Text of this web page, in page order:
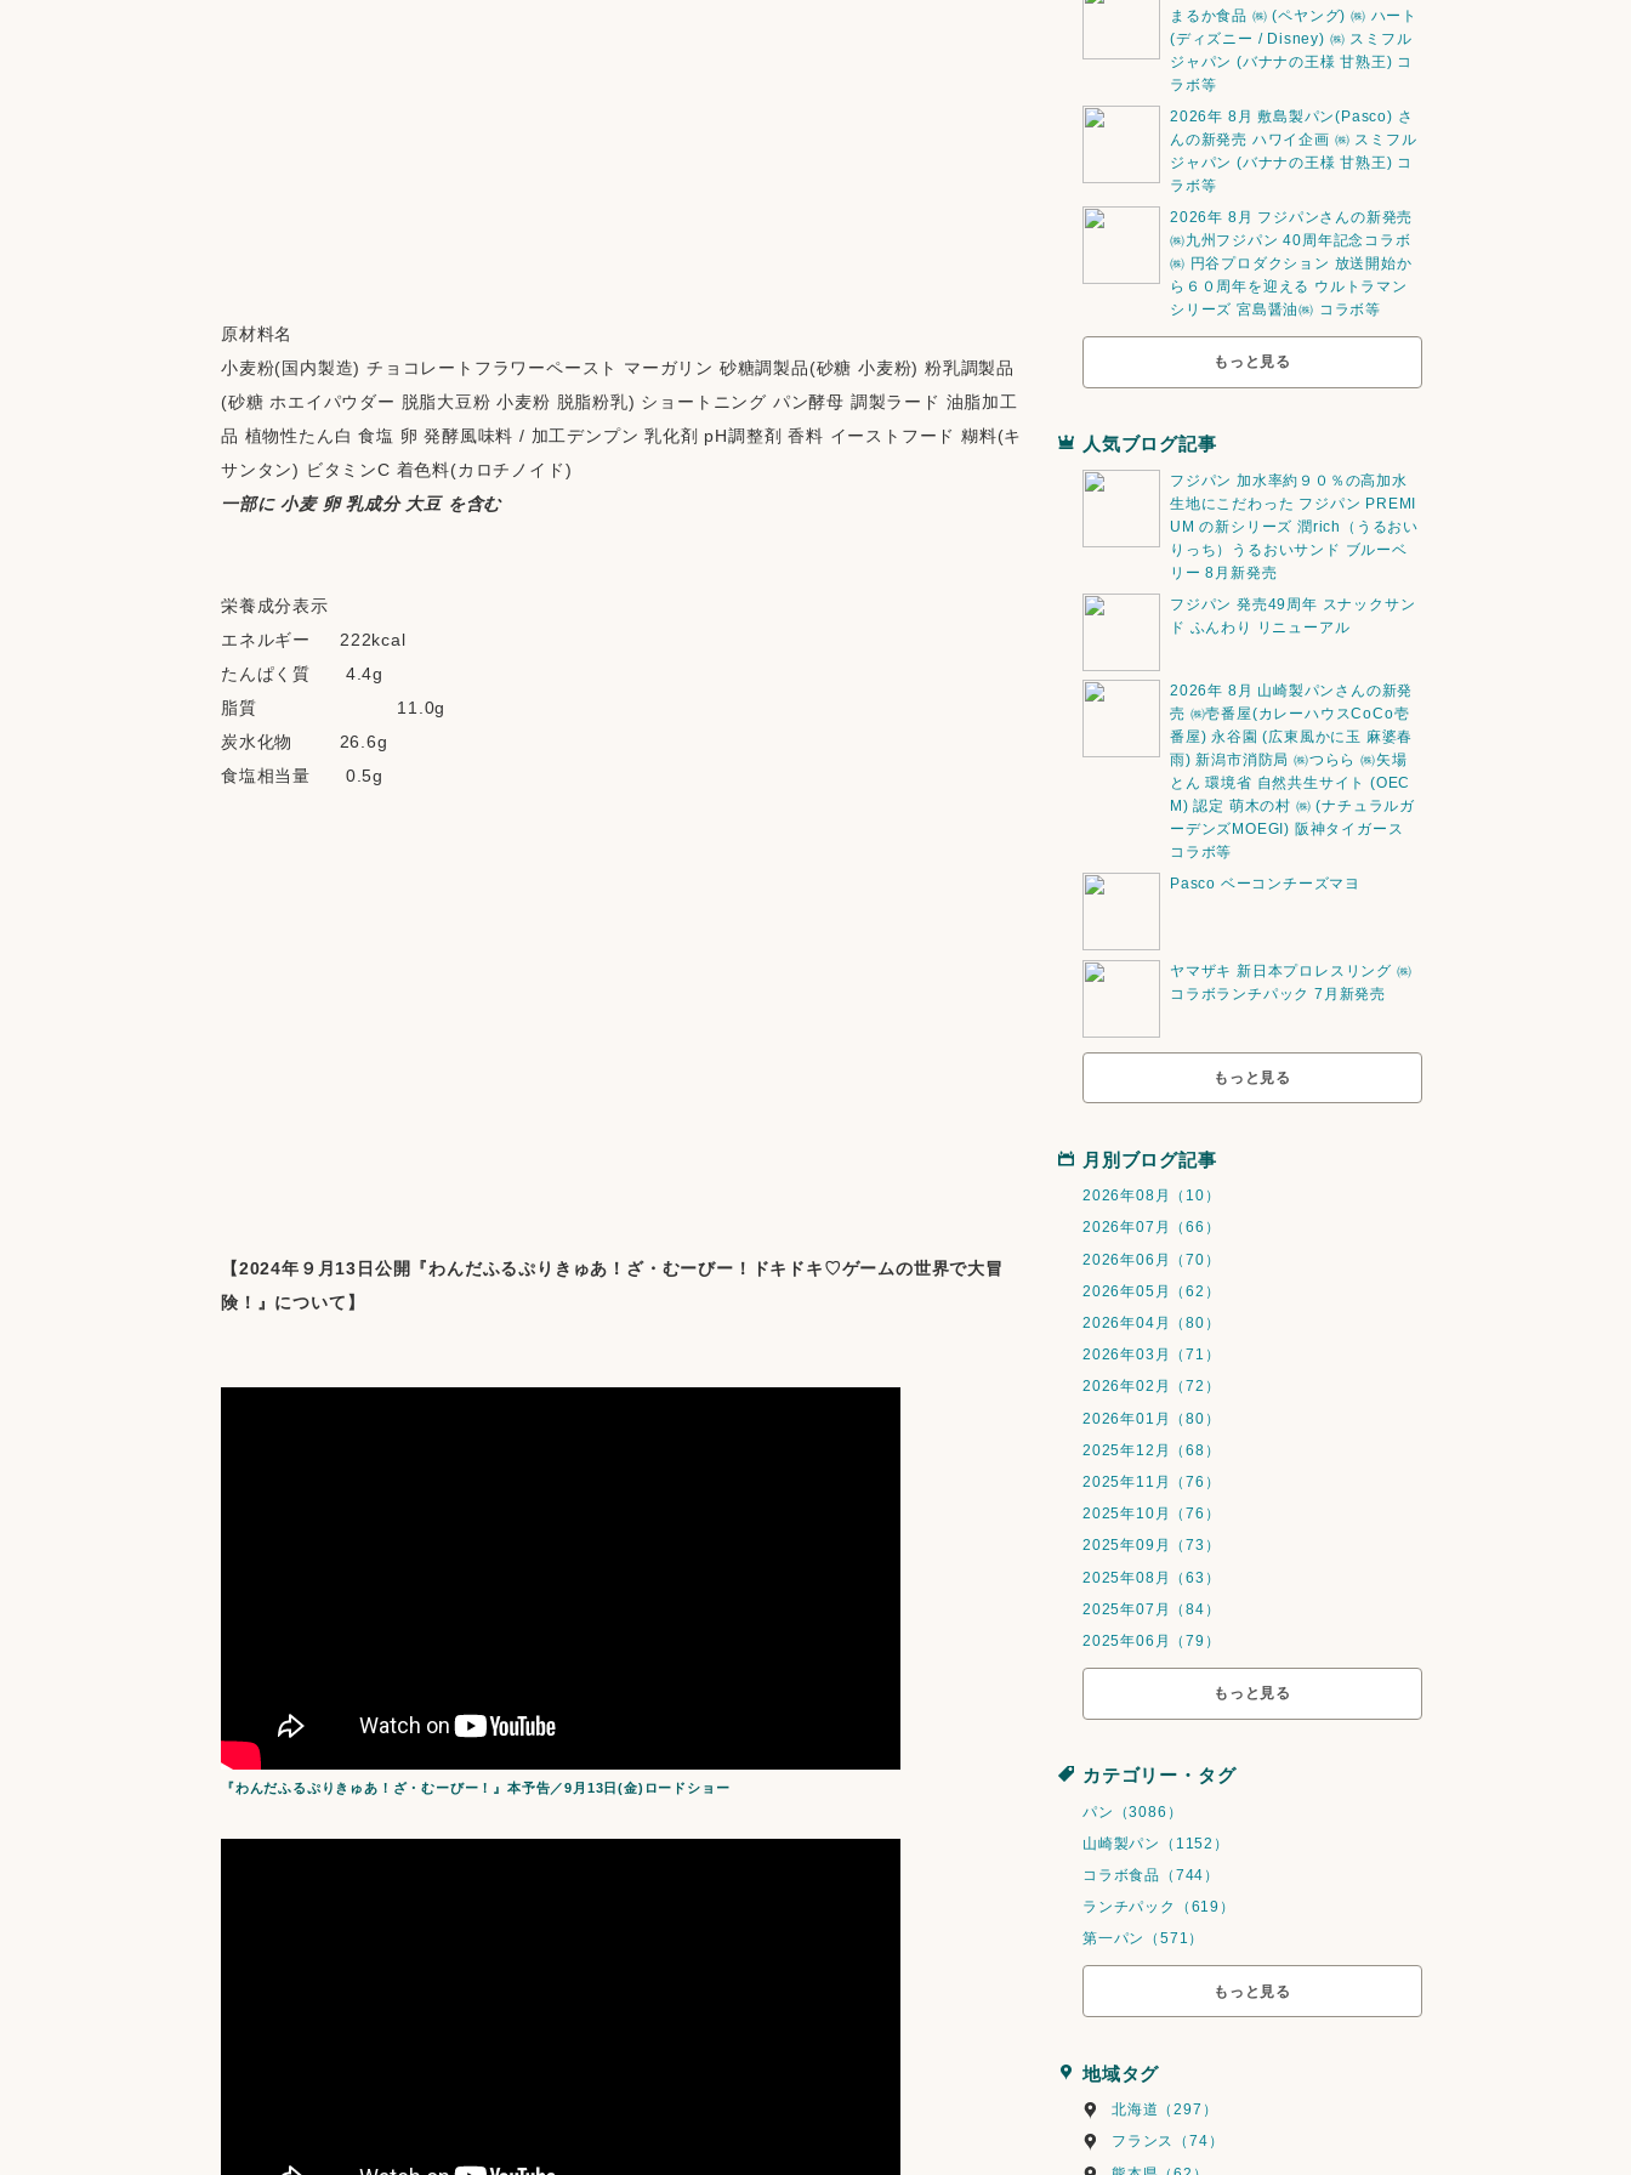
原材料名
小麦粉(国内製造) チョコレートフラワーペースト マーガリン 砂糖調製品(砂糖 小麦粉) 粉乳調製品
(砂糖 ホエイパウダー 脱脂大豆粉 小麦粉 脱脂粉乳) ショートニング パン酵母 調製ラード 油脂加工
品 植物性たん白 食塩 卵 発酵風味料 / 加工デンプン 乳化剤 pH調整剤 香料 イーストフード 糊料(キ
サンタン) ビタミンC 着色料(カロチノイド)
一部に 小麦 卵 乳成分 大豆 を含む
栄養成分表示
エネルギー     222kcal
たんぱく質      4.4g
脂質           　          11.0g
炭水化物        26.6g
食塩相当量      0.5g
【2024年９月13日公開『わんだふるぷりきゅあ！ざ・むーびー！ドキドキ♡ゲームの世界で大冒
険！』について】
『わんだふるぷりきゅあ！ざ・むーびー！』本予告／9月13日(金)ロードショー
まるか食品 ㈱ (ペヤング) ㈱ ハート
(ディズニー / Disney) ㈱ スミフル
ジャパン (バナナの王様 甘熟王) コ
ラボ等
2026年 8月 敷島製パン(Pasco) さ
んの新発売 ハワイ企画 ㈱ スミフル
ジャパン (バナナの王様 甘熟王) コ
ラボ等
2026年 8月 フジパンさんの新発売
㈱九州フジパン 40周年記念コラボ
㈱ 円谷プロダクション 放送開始か
ら６０周年を迎える ウルトラマン
シリーズ 宮島醤油㈱ コラボ等
もっと見る
人気ブログ記事
フジパン 加水率約９０％の高加水
生地にこだわった フジパン PREMI
UM の新シリーズ 潤rich（うるおい
りっち）うるおいサンド ブルーベ
リー 8月新発売
フジパン 発売49周年 スナックサン
ド ふんわり リニューアル
2026年 8月 山崎製パンさんの新発
売 ㈱壱番屋(カレーハウスCoCo壱
番屋) 永谷園 (広東風かに玉 麻婆春
雨) 新潟市消防局 ㈱つらら ㈱矢場
とん 環境省 自然共生サイト (OEC
M) 認定 萌木の村 ㈱ (ナチュラルガ
ーデンズMOEGI) 阪神タイガース
コラボ等
Pasco ベーコンチーズマヨ
ヤマザキ 新日本プロレスリング ㈱
コラボランチパック 7月新発売
もっと見る
月別ブログ記事
2026年08月（10）
2026年07月（66）
2026年06月（70）
2026年05月（62）
2026年04月（80）
2026年03月（71）
2026年02月（72）
2026年01月（80）
2025年12月（68）
2025年11月（76）
2025年10月（76）
2025年09月（73）
2025年08月（63）
2025年07月（84）
2025年06月（79）
もっと見る
カテゴリー・タグ
パン（3086）
山崎製パン（1152）
コラボ食品（744）
ランチパック（619）
第一パン（571）
もっと見る
地域タグ
北海道（297）
フランス（74）